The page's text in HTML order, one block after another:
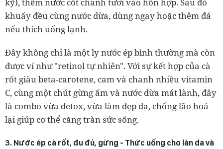
khuấy đều cùng nước dừa, dùng ngay hoặc thêm đá
nếu thích uống lạnh.
Đây không chỉ là một ly nước ép bình thường mà còn
được ví như "retinol tự nhiên". Với sự kết hợp của cà
rốt giàu beta-carotene, cam và chanh nhiều vitamin
C, cùng một chút gừng ấm và nước dừa mát lành, đây
là combo vừa detox, vừa làm đẹp da, chống lão hoá
lại giúp cơ thể căng tràn sức sống.
3. Nước ép cà rốt, đu đủ, gừng - Thức uống cho làn da và